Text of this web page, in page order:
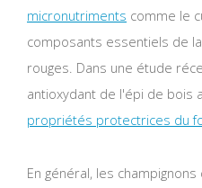
micronutriments comme le
composants essentiels de
rouges. Dans une étude
antioxydant de l'épi de bois
propriétés protectrices du
En général, les